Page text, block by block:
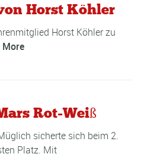
Horst Köhler
Horst Köhler zu
More
Rot-Weiß
sicherte sich beim 2.
Platz. Mit